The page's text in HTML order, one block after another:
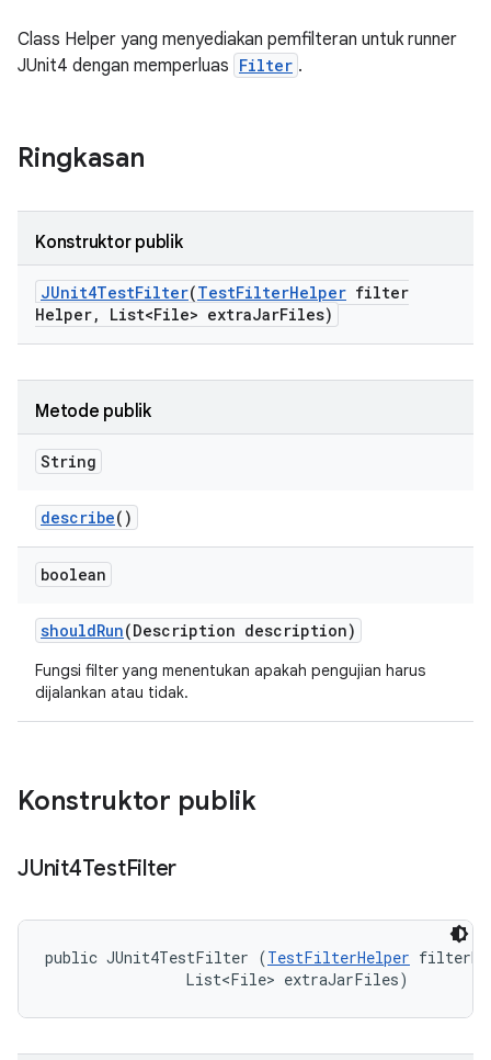
Class Helper yang menyediakan pemfilteran untuk runner
JUnit4 dengan memperluas Filter .
Ringkasan
Konstruktor publik
JUnit4TestFilter(TestFilterHelper filter
Helper, List<File> extraJarFiles)
Metode publik
String
describe()
boolean
shouldRun(Description description)
Fungsi filter yang menentukan apakah pengujian harus
dijalankan atau tidak.
Konstruktor publik
JUnit4TestFilter
public JUnit4TestFilter (TestFilterHelper
                List<File> extraJarFiles)